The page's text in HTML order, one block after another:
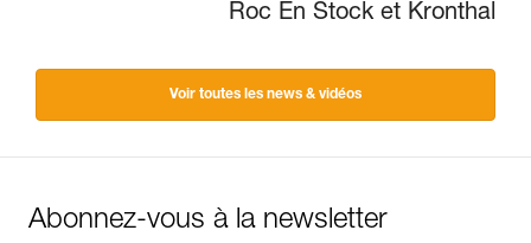
Roc En Stock et Kronthal
Voir toutes les news & vidéos
Abonnez-vous à la newsletter